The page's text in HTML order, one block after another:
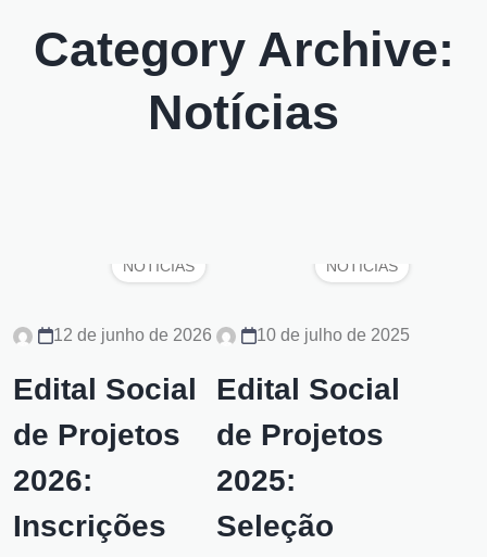
Category Archive:
Notícias
NOTÍCIAS
12 de junho de 2026
Edital Social
de Projetos
2026:
Inscrições
NOTÍCIAS
10 de julho de 2025
Edital Social
de Projetos
2025:
Seleção